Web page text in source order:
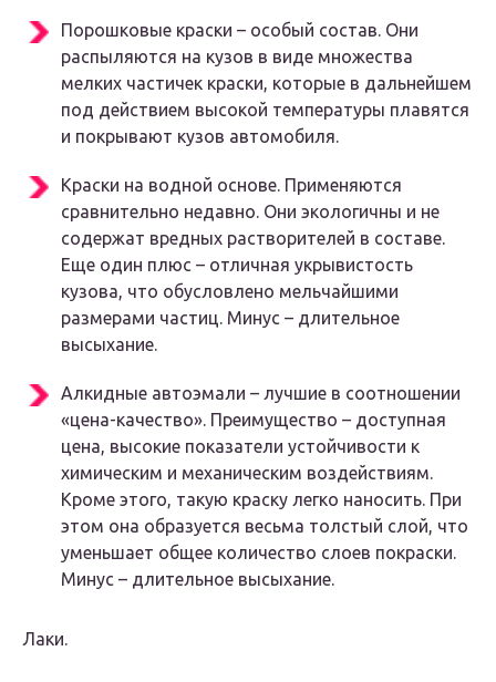
Порошковые краски – особый состав. Они
распыляются на кузов в виде множества
мелких частичек краски, которые в дальнейшем
под действием высокой температуры плавятся
и покрывают кузов автомобиля.
Краски на водной основе. Применяются
сравнительно недавно. Они экологичны и не
содержат вредных растворителей в составе.
Еще один плюс – отличная укрывистость
кузова, что обусловлено мельчайшими
размерами частиц. Минус – длительное
высыхание.
Алкидные автоэмали – лучшие в соотношении
«цена-качество». Преимущество – доступная
цена, высокие показатели устойчивости к
химическим и механическим воздействиям.
Кроме этого, такую краску легко наносить. При
этом она образуется весьма толстый слой, что
уменьшает общее количество слоев покраски.
Минус – длительное высыхание.
Лаки.